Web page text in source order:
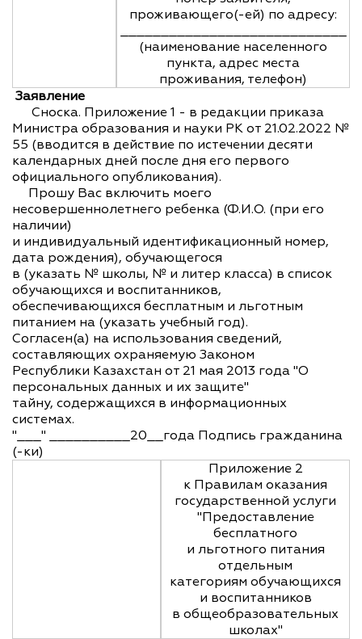
проживающего(-ей) по адресу:
(наименование населенного
пункта, адрес места
проживания, телефон)
Заявление
Сноска. Приложение 1 - в редакции приказа
Министра образования и науки РК от 21.02.2022 №
55 (вводится в действие по истечении десяти
календарных дней после дня его первого
официального опубликования).
Прошу Вас включить моего
несовершеннолетнего ребенка (Ф.И.О. (при его
наличии)
и индивидуальный идентификационный номер,
дата рождения), обучающегося
в (указать № школы, № и литер класса) в список
обучающихся и воспитанников,
обеспечивающихся бесплатным и льготным
питанием на (указать учебный год).
Согласен(а) на использования сведений,
составляющих охраняемую Законом
Республики Казахстан от 21 мая 2013 года "О
персональных данных и их защите"
тайну, содержащихся в информационных
системах.
"___" __________20__года Подпись гражданина
(-ки)
Приложение 2
к Правилам оказания
государственной услуги
"Предоставление
бесплатного
и льготного питания
отдельным
категориям обучающихся
и воспитанников
в общеобразовательных
школах"